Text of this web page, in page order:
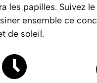
les papilles. Suivez
ensemble ce
de soleil.